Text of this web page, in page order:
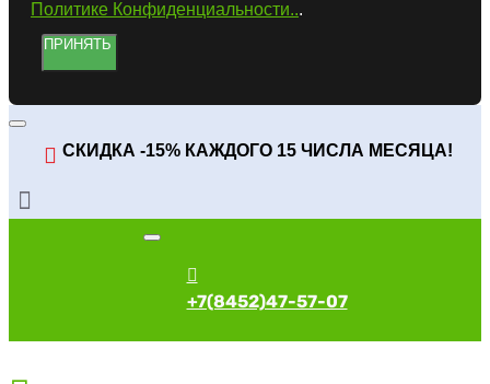
Политике Конфиденциальности...
ПРИНЯТЬ
СКИДКА -15% КАЖДОГО 15 ЧИСЛА МЕСЯЦА!
+7(8452)47-57-07